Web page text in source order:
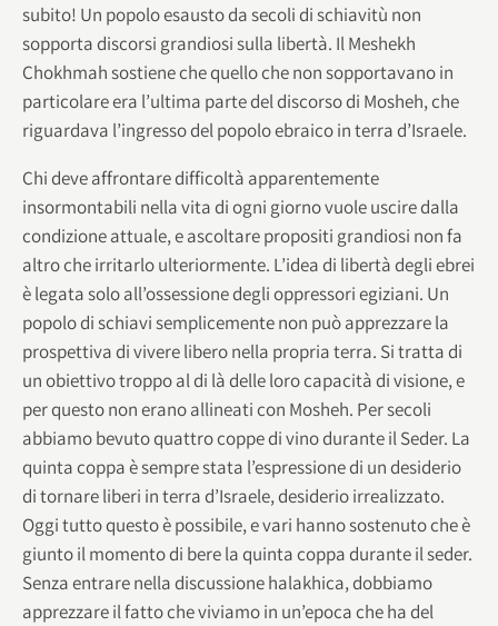
subito! Un popolo esausto da secoli di schiavitù non
sopporta discorsi grandiosi sulla libertà. Il Meshekh
Chokhmah sostiene che quello che non sopportavano in
particolare era l’ultima parte del discorso di Mosheh, che
riguardava l’ingresso del popolo ebraico in terra d’Israele.
Chi deve affrontare difficoltà apparentemente
insormontabili nella vita di ogni giorno vuole uscire dalla
condizione attuale, e ascoltare propositi grandiosi non fa
altro che irritarlo ulteriormente. L’idea di libertà degli ebrei
è legata solo all’ossessione degli oppressori egiziani. Un
popolo di schiavi semplicemente non può apprezzare la
prospettiva di vivere libero nella propria terra. Si tratta di
un obiettivo troppo al di là delle loro capacità di visione, e
per questo non erano allineati con Mosheh. Per secoli
abbiamo bevuto quattro coppe di vino durante il Seder. La
quinta coppa è sempre stata l’espressione di un desiderio
di tornare liberi in terra d’Israele, desiderio irrealizzato.
Oggi tutto questo è possibile, e vari hanno sostenuto che è
giunto il momento di bere la quinta coppa durante il seder.
Senza entrare nella discussione halakhica, dobbiamo
apprezzare il fatto che viviamo in un’epoca che ha del